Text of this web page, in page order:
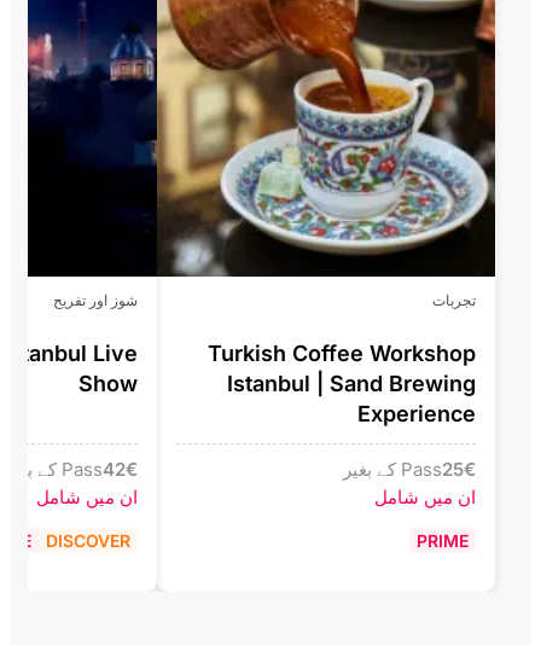
تجربات
Turkish Coffee Workshop
Istanbul | Sand Brewing
Experience
€
25Pass کے بغیر
ان میں شامل
PRIME
شوز اور تفریح
Live
Show
€
42Pass کے بغیر
ان میں شامل
DISCOVER